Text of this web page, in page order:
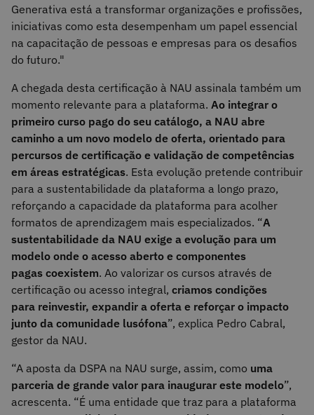
Generativa está a transformar organizações e profissões,
iniciativas como esta desempenham um papel essencial
na capacitação de pessoas e empresas para os desafios
do futuro."
A chegada desta certificação à NAU assinala também um
momento relevante para a plataforma. Ao integrar o
primeiro curso pago do seu catálogo, a NAU abre
caminho a um novo modelo de oferta, orientado para
percursos de certificação e validação de competências
em áreas estratégicas. Esta evolução pretende contribuir
para a sustentabilidade da plataforma a longo prazo,
reforçando a capacidade da plataforma para acolher
formatos de aprendizagem mais especializados. “A
sustentabilidade da NAU exige a evolução para um
modelo onde o acesso aberto e componentes
pagas coexistem. Ao valorizar os cursos através de
certificação ou acesso integral, criamos condições
para reinvestir, expandir a oferta e reforçar o impacto
junto da comunidade lusófona”, explica Pedro Cabral,
gestor da NAU.
“A aposta da DSPA na NAU surge, assim, como uma
parceria de grande valor para inaugurar este modelo”,
acrescenta. “É uma entidade que traz para a plataforma